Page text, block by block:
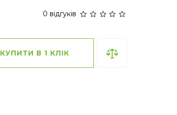
0 відгуків
КУПИТИ В 1 КЛІК